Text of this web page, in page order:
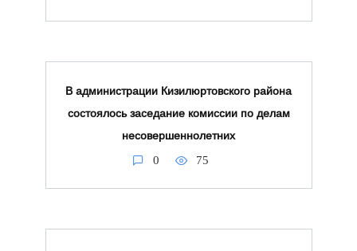
В администрации Кизилюртовского района
состоялось заседание комиссии по делам
несовершеннолетних
0 75